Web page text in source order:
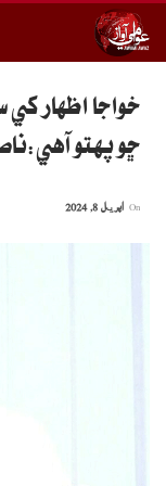
خواجا اظهار
ڇو پهتو
اپریل 8, 2024